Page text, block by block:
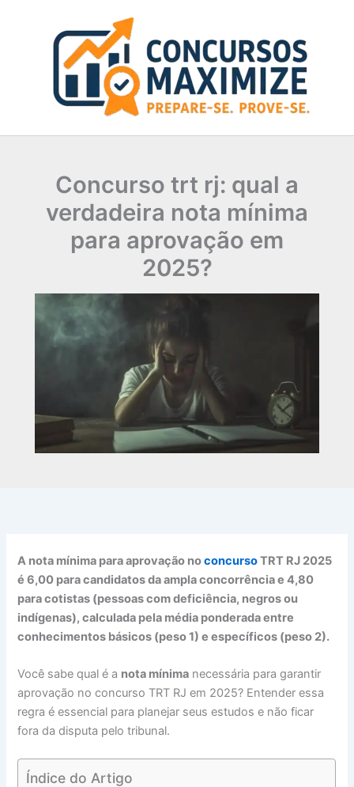
Concurso trt rj: qual a
verdadeira nota mínima
para aprovação em
2025?
A nota mínima para aprovação noconcursoTRT RJ 2025
é 6,00 para candidatos da ampla concorrência e 4,80
para cotistas (pessoas com deficiência, negros ou
indígenas), calculada pela média ponderada entre
conhecimentos básicos (peso 1) e específicos (peso 2).
Você sabe qual é a nota mínima necessária para garantir
aprovação no concurso TRT RJ em 2025? Entender essa
regra é essencial para planejar seus estudos e não ficar
fora da disputa pelo tribunal.
Índice do Artigo